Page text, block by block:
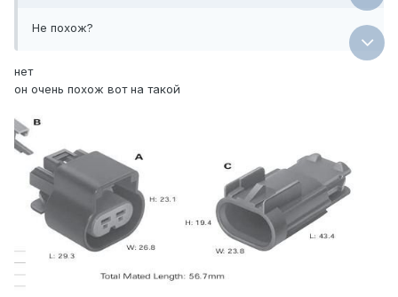
Не похож?
нет
он очень похож вот на такой